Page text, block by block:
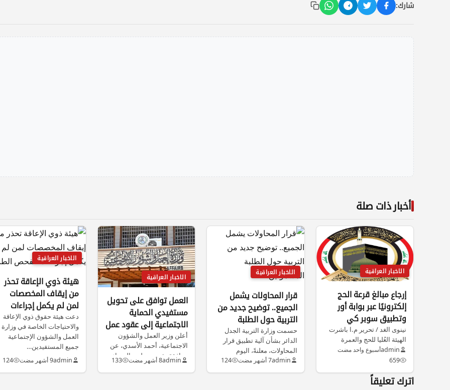
شارك:
أخبار ذات صلة
الاخبار العراقية
إرجاع مبالغ قرعة الحج
إلكترونيًا عبر بوابة أور
وتطبيق سوبر كي
نينوى الغد / تحرير م.ا باشرت
الهيئة العُليا للحج والعمرة
بإعادة مبالغ التقديم على…
adminأسبوع واحد مضت
659
الاخبار العراقية
قرار المحاولات يشمل
الجميع.. توضيح جديد من
التربية حول الطلبة
المشمولين
حسمت وزارة التربية الجدل
الدائر بشأن آلية تطبيق قرار
المحاولات، معلنةً، اليوم
الخميس، تفاصيل…
admin7 أشهر مضت 124
الاخبار العراقية
العمل توافق على تحويل
مستفيدي الحماية
الاجتماعية إلى عقود عمل
في وزارة التربية
أعلن وزير العمل والشؤون
الاجتماعية، أحمد الأسدي، عن
موافقة رئيس مجلس الوزراء
على تحويل…
admin8 أشهر مضت 133
الاخبار العراقية
هيئة ذوي الإعاقة تحذر
من إيقاف المخصصات
لمن لم يكمل إجراءات
الفحص الطبي
دعت هيئة حقوق ذوي الإعاقة
والاحتياجات الخاصة في وزارة
العمل والشؤون الإجتماعية
جميع المستفيدين…
admin9 أشهر مضت 124
اترك تعليقاً